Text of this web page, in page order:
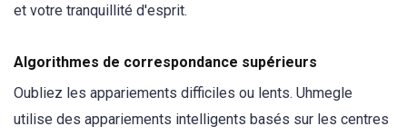
et votre tranquillité d'esprit.
Algorithmes de correspondance supérieurs
Oubliez les appariements difficiles ou lents. Uhmegle
utilise des appariements intelligents basés sur les centres